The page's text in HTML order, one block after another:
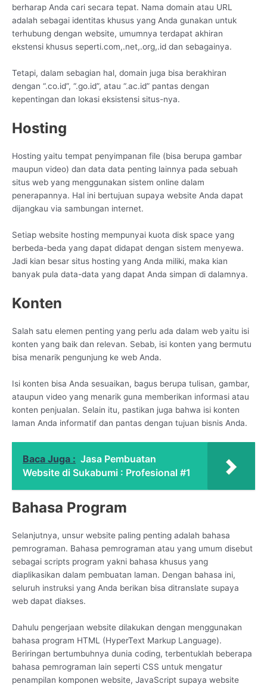
berharap Anda cari secara tepat. Nama domain atau URL
adalah sebagai identitas khusus yang Anda gunakan untuk
terhubung dengan website, umumnya terdapat akhiran
ekstensi khusus seperti.com,.net,.org,.id dan sebagainya.
Tetapi, dalam sebagian hal, domain juga bisa berakhiran
dengan “.co.id”, “.go.id”, atau “.ac.id” pantas dengan
kepentingan dan lokasi eksistensi situs-nya.
Hosting
Hosting yaitu tempat penyimpanan file (bisa berupa gambar
maupun video) dan data data penting lainnya pada sebuah
situs web yang menggunakan sistem online dalam
penerapannya. Hal ini bertujuan supaya website Anda dapat
dijangkau via sambungan internet.
Setiap website hosting mempunyai kuota disk space yang
berbeda-beda yang dapat didapat dengan sistem menyewa.
Jadi kian besar situs hosting yang Anda miliki, maka kian
banyak pula data-data yang dapat Anda simpan di dalamnya.
Konten
Salah satu elemen penting yang perlu ada dalam web yaitu isi
konten yang baik dan relevan. Sebab, isi konten yang bermutu
bisa menarik pengunjung ke web Anda.
Isi konten bisa Anda sesuaikan, bagus berupa tulisan, gambar,
ataupun video yang menarik guna memberikan informasi atau
konten penjualan. Selain itu, pastikan juga bahwa isi konten
laman Anda informatif dan pantas dengan tujuan bisnis Anda.
Baca Juga : Jasa Pembuatan
Website di Sukabumi : Profesional #1
Bahasa Program
Selanjutnya, unsur website paling penting adalah bahasa
pemrograman. Bahasa pemrograman atau yang umum disebut
sebagai scripts program yakni bahasa khusus yang
diaplikasikan dalam pembuatan laman. Dengan bahasa ini,
seluruh instruksi yang Anda berikan bisa ditranslate supaya
web dapat diakses.
Dahulu pengerjaan website dilakukan dengan menggunakan
bahasa program HTML (HyperText Markup Language).
Beriringan bertumbuhnya dunia coding, terbentuklah beberapa
bahasa pemrograman lain seperti CSS untuk mengatur
penampilan komponen website, JavaScript supaya website